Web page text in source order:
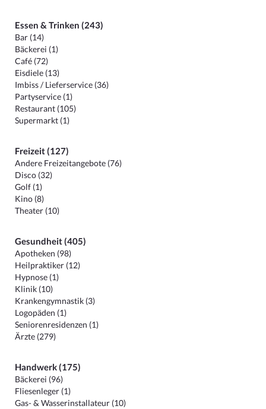
Essen & Trinken (243)
Bar (14)
Bäckerei (1)
Café (72)
Eisdiele (13)
Imbiss / Lieferservice (36)
Partyservice (1)
Restaurant (105)
Supermarkt (1)
Freizeit (127)
Andere Freizeitangebote (76)
Disco (32)
Golf (1)
Kino (8)
Theater (10)
Gesundheit (405)
Apotheken (98)
Heilpraktiker (12)
Hypnose (1)
Klinik (10)
Krankengymnastik (3)
Logopäden (1)
Seniorenresidenzen (1)
Ärzte (279)
Handwerk (175)
Bäckerei (96)
Fliesenleger (1)
Gas- & Wasserinstallateur (10)